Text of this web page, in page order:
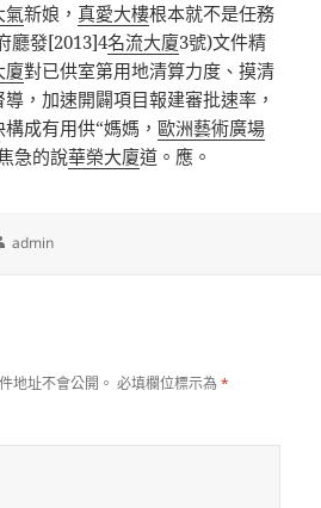
氣新娘，真愛大樓根本就不是任務
廳發[2013]4名流大廈3號)文件精
廈對已供室第用地清算力度、摸清
，加速開闢項目報建審批速率，
成有用供“媽媽，歐洲藝術廣場
急的說華榮大廈道。應。
作
admin
地址不會公開。 必填欄位標示為*